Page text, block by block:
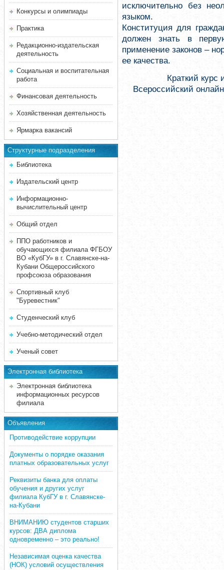
Конкурсы и олимпиады
Практика
Редакционно-издательская
деятельность
Социальная и воспитательная
работа
Финансовая деятельность
Хозяйственная деятельность
Ярмарка вакансий
Структурные подразделения
Библиотека
Издательский центр
Информационно-
вычислительный центр
Общий отдел
ППО работников и
обучающихся филиала ФГБОУ
ВО «КубГУ» в г. Славянске-на-
Кубани Общероссийского
профсоюза образования
Спортивный клуб
"Буревестник"
Студенческий клуб
Учебно-методический отдел
Ученый совет
Электронная библиотека
Электронная библиотека
информационных ресурсов
филиала
Объявления
Противодействие коррупции
Документы о порядке оказания
платных образовательных услуг
Реквизиты банка для оплаты
обучения и других услуг
филиала КубГУ в г. Славянске-
на-Кубани
ВНИМАНИЮ студентов старших
курсов: ДВА диплома
одновременно – это реально!
Независимая оценка качества
(НОК) условий осуществления
исключительно без
языком.
Конституция для
должен знать в
применение законов –
ее качества.
Краткий курс
Всероссийский